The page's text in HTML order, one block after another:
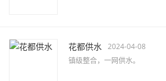
花都供水
2024-04-08
镇级整合，一网供水。